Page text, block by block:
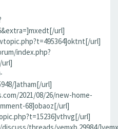
url]
url]
index.php?
url]
]atham[/url]
2021/08/26/new-home-
68]obaoz[/url]
url]